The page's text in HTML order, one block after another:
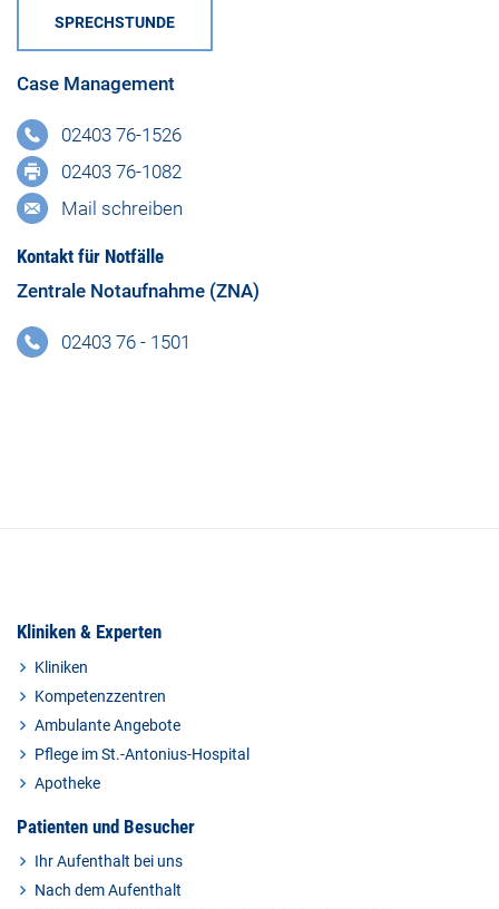
SPRECHSTUNDE
Case Management
02403 76-1526
02403 76-1082
Mail schreiben
Kontakt für Notfälle
Zentrale Notaufnahme (ZNA)
02403 76 - 1501
Kliniken & Experten
Kliniken
Kompetenzzentren
Ambulante Angebote
Pflege im St.-Antonius-Hospital
Apotheke
Patienten und Besucher
Ihr Aufenthalt bei uns
Nach dem Aufenthalt